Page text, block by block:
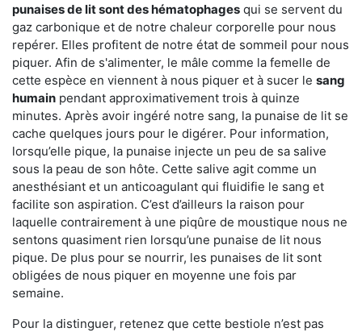
punaises de lit sont des hématophages qui se servent du
gaz carbonique et de notre chaleur corporelle pour nous
repérer. Elles profitent de notre état de sommeil pour nous
piquer. Afin de s'alimenter, le mâle comme la femelle de
cette espèce en viennent à nous piquer et à sucer le sang
humain pendant approximativement trois à quinze
minutes. Après avoir ingéré notre sang, la punaise de lit se
cache quelques jours pour le digérer. Pour information,
lorsqu’elle pique, la punaise injecte un peu de sa salive
sous la peau de son hôte. Cette salive agit comme un
anesthésiant et un anticoagulant qui fluidifie le sang et
facilite son aspiration. C’est d’ailleurs la raison pour
laquelle contrairement à une piqûre de moustique nous ne
sentons quasiment rien lorsqu’une punaise de lit nous
pique. De plus pour se nourrir, les punaises de lit sont
obligées de nous piquer en moyenne une fois par
semaine.
Pour la distinguer, retenez que cette bestiole n’est pas